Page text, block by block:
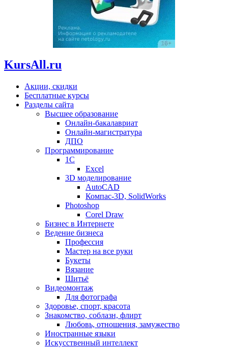
KursAll.ru
Акции, скидки
Бесплатные курсы
Разделы сайта
Высшее образование
Онлайн-бакалавриат
Онлайн-магистратура
ДПО
Программирование
1С
Excel
3D моделирование
AutoCAD
Компас-3D, SolidWorks
Photoshop
Corel Draw
Бизнес в Интернете
Ведение бизнеса
Профессия
Мастер на все руки
Букеты
Вязание
Шитьё
Видеомонтаж
Для фотографа
Здоровье, спорт, красота
Знакомство, соблазн, флирт
Любовь, отношения, замужество
Иностранные языки
Искусственный интеллект